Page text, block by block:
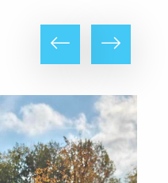
Volgende
Vorige